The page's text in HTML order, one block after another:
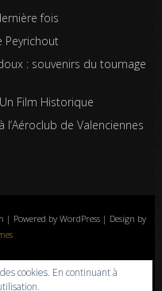
fois
Peyrichout
: souvenirs du tournage
Film Historique
de Valenciennes
Powered by WordPress | Design by
de l’aviation
Contrôle aérien
Politique de confidentialité
cookies. En continuant à